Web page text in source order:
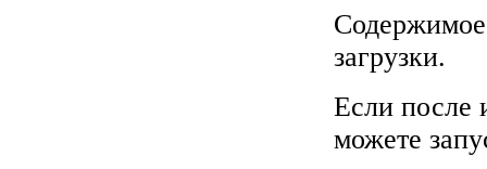
загрузки.
Если после
можете